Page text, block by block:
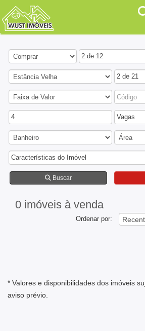
2 de 12
2 de 21
4 Vagas
Características do Imóvel
Buscar
0 imóveis à venda
Ordenar por:
* Valores e disponibilidades dos imóveis
aviso prévio.